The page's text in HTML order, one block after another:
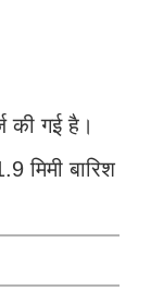
की गई है।
मिमी बारिश